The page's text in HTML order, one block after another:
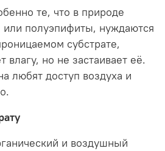
те, что в природе
или полуэпифиты, нуждаются
субстрате,
влагу, но не застаивает её.
любят доступ воздуха и
и воздушный